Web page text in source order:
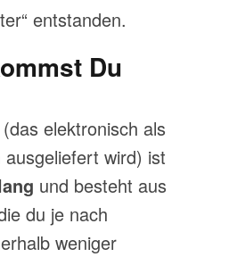
entstanden.
Du
elektronisch als
ausgeliefert wird) ist
und besteht aus
du je nach
weniger